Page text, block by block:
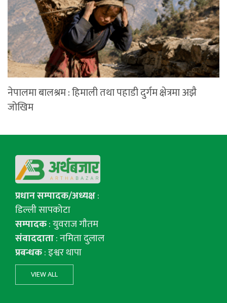
नेपालमा बालश्रम : हिमाली तथा पहाडी दुर्गम क्षेत्रमा अझै
जोखिम
प्रधान सम्पादक/अध्यक्ष:
डिल्ली सापकोटा
सम्पादक: युवराज गाैतम
संवाददाता: नमिता दुलाल
प्रबन्धक: इश्वर थापा
VIEW ALL